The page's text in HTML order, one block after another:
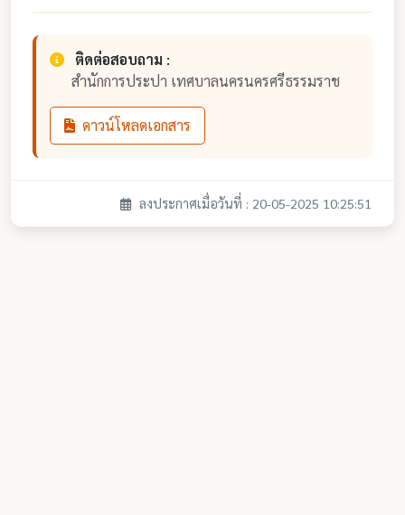
ติดต่อสอบถาม :
สำนักการประปา เทศบาลนครนครศรีธรรมราช
ดาวน์โหลดเอกสาร
ลงประกาศเมื่อวันที่ : 20-05-2025 10:25:51